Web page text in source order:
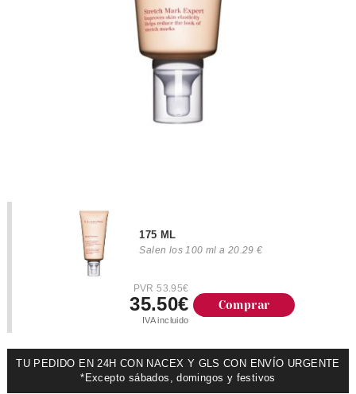
175 ML
Salen los 100 ml a 20.29 €
PVR 53.95€
35.50€
IVA incluido
Comprar
TU PEDIDO EN 24H CON NACEX Y GLS CON ENVÍO URGENTE
*Excepto sábados, domingos y festivos